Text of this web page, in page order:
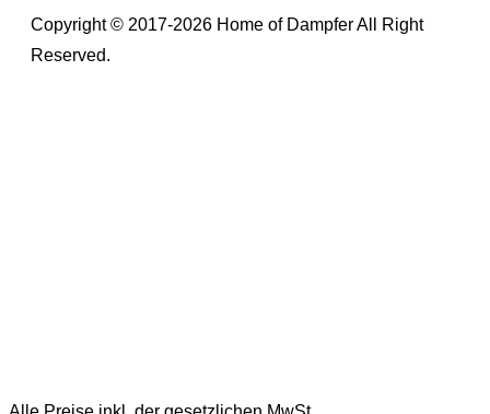
Copyright © 2017-2026 Home of Dampfer All Right
Reserved.